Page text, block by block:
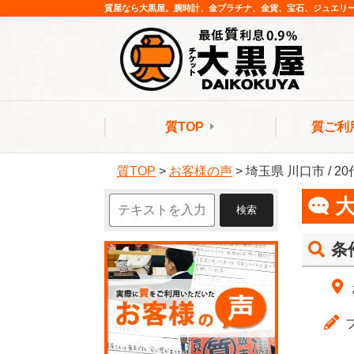
質屋なら大黒屋。腕時計、金プラチナ、金貨、宝石、ジュエ
質TOP 質ご利
質TOP > お客様の声 > 埼玉県 川口市 / 20
条